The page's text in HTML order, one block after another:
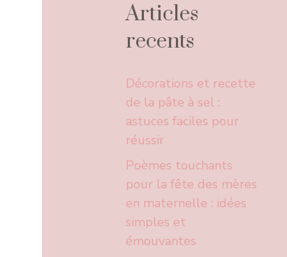
Articles
recents
Décorations et recette
de la pâte à sel :
astuces faciles pour
réussir
Poèmes touchants
pour la fête des mères
en maternelle : idées
simples et
émouvantes